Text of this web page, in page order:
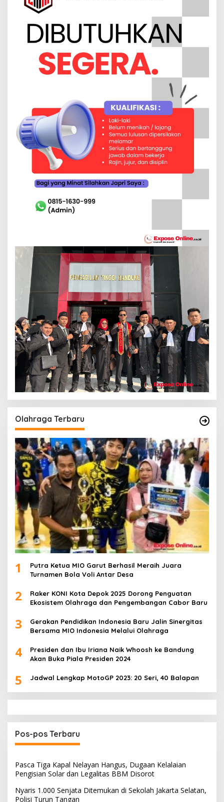
Olahraga Terbaru
1
Putra Ketua MIO Garut Berhasil Meraih Juara
Turnamen Bola Voli Antar Desa
2
Raker KONI Kota Depok 2025 Dorong Penguatan
Ekosistem Olahraga dan Pengembangan Cabor Baru
3
Gerakan Pendidikan Indonesia Baru Jalin Sinergitas
Bersama MIO Indonesia Melalui Olahraga
4
Presiden dan Ibu Iriana Naik Whoosh ke Bandung
Akan Buka Piala Presiden 2024
5 Jadwal Lengkap MotoGP 2023: 20 Seri, 40 Balapan
Pos-pos Terbaru
Pasca Tiga Kapal Nelayan Hangus, Dugaan Kelalaian
Pengisian Solar dan Legalitas BBM Disorot
Nyaris 1.000 Senjata Ditemukan di Sekolah Jakarta Selatan,
Polisi Turun Tangan